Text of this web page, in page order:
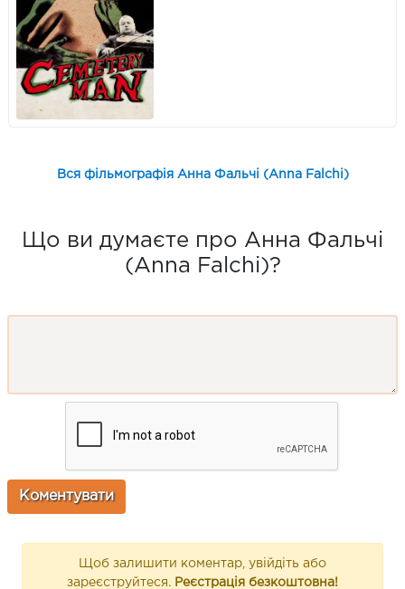
Вся фільмографія Анна Фальчі (Anna Falchi)
Що ви думаєте про Анна Фальчі
(Anna Falchi)?
Щоб залишити коментар, увійдіть або
зареєструйтеся. Реєстрація безкоштовна!